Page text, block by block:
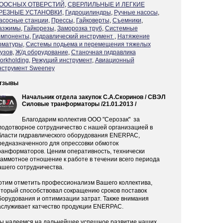
ОТВЕРСТИЙ, СВЕРЛИЛЬНЫЕ И ЛЕГКИЕ
УСТАНОВКИ, Гидроцилиндры, Ручные насосы,
станции, Прессы, Гайковерты, Съемники,
, Гайкорезы, Заморозка труб, Системные
, Гидравлический инструмент , Натяжение
, Системы подьема и перемещения тяжелых
, Ж/д оборудование, Станочная гидравлика
, Режущий инструмент, Авиационный
Sweeney
Начальник отдела закупок С.А.Скоринов/ СВЭЛ
Силовые транформаторы /21.01.2013 /
Благодарим коллектив ООО "Серозак" за
сотрудничество с нашей организацией в
гидравлического оборудования ENERPAC,
для опрессовки обмоток
Ценим оперативность, технически
отношение к работе в течении всего периода
сотрудничества.
отметить профессионализм Вашего коллектива,
способствовал сокращению сроков поставок
и оптимизации затрат. Также внимания
катчество продукции ENERPAC.